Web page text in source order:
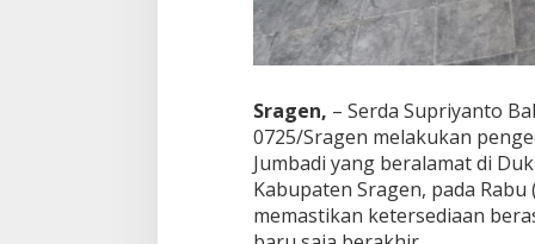
P
a
d
W
a
r
g
a
B
Sragen, – Serda Supriyanto
0725/Sragen melakukan
Jumbadi yang beralamat di
Kabupaten Sragen, pada
memastikan ketersediaan